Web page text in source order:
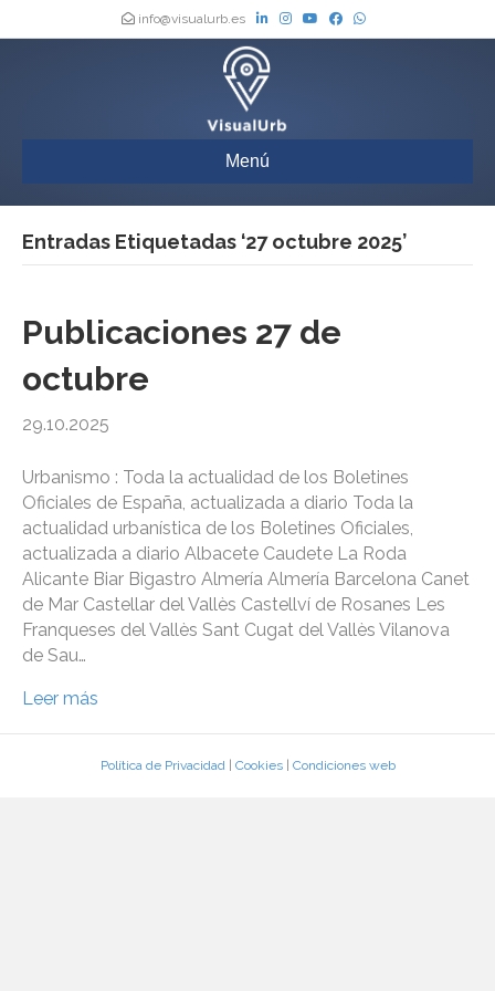
info@visualurb.es
Menú
Entradas Etiquetadas ‘27 octubre 2025’
Publicaciones 27 de
octubre
29.10.2025
Urbanismo : Toda la actualidad de los Boletines
Oficiales de España, actualizada a diario Toda la
actualidad urbanística de los Boletines Oficiales,
actualizada a diario Albacete Caudete La Roda
Alicante Biar Bigastro Almería Almería Barcelona Canet
de Mar Castellar del Vallès Castellví de Rosanes Les
Franqueses del Vallès Sant Cugat del Vallès Vilanova
de Sau…
Leer más
Política de Privacidad| Cookies| Condiciones web